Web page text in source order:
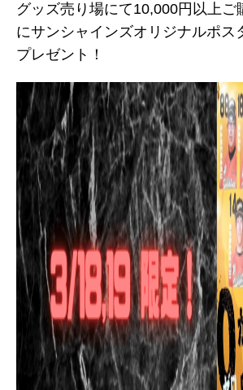
グッズ売り場にて10,000円以上ご
にサンシャインズオリジナルポス
プレゼント！